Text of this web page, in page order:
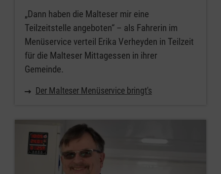
„Dann haben die Malteser mir eine
Teilzeitstelle angeboten“ – als Fahrerin im
Menüservice verteil Erika Verheyden in Teilzeit
für die Malteser Mittagessen in ihrer
Gemeinde.
Der Malteser Menüservice bringt's